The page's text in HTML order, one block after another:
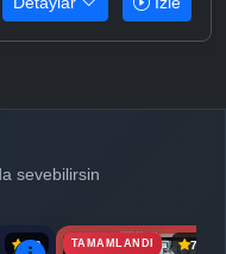
sevebilirsin
6.9 TAMAMLANDI 7.1